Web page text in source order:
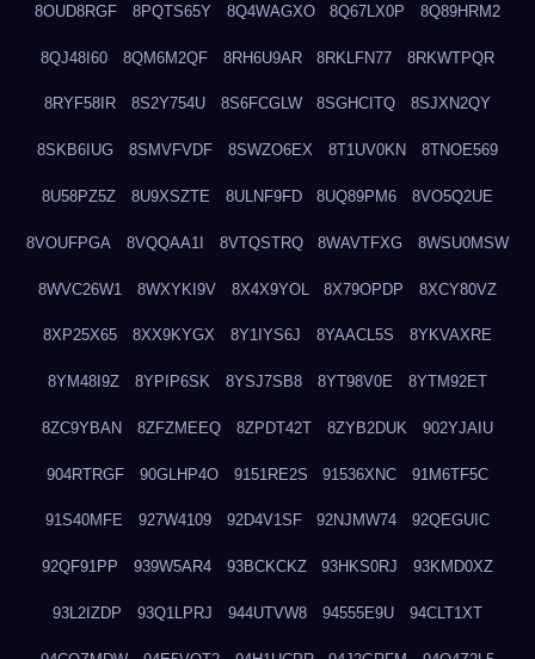
8OUD8RGF 8PQTS65Y 8Q4WAGXO 8Q67LX0P 8Q89HRM2
8QJ48I60 8QM6M2QF 8RH6U9AR 8RKLFN77 8RKWTPQR
8RYF58IR 8S2Y754U 8S6FCGLW 8SGHCITQ 8SJXN2QY
8SKB6IUG 8SMVFVDF 8SWZO6EX 8T1UV0KN 8TNOE569
8U58PZ5Z 8U9XSZTE 8ULNF9FD 8UQ89PM6 8VO5Q2UE
8VOUFPGA 8VQQAA1I 8VTQSTRQ 8WAVTFXG 8WSU0MSW
8WVC26W1 8WXYKI9V 8X4X9YOL 8X79OPDP 8XCY80VZ
8XP25X65 8XX9KYGX 8Y1IYS6J 8YAACL5S 8YKVAXRE
8YM48I9Z 8YPIP6SK 8YSJ7SB8 8YT98V0E 8YTM92ET
8ZC9YBAN 8ZFZMEEQ 8ZPDT42T 8ZYB2DUK 902YJAIU
904RTRGF 90GLHP4O 9151RE2S 91536XNC 91M6TF5C
91S40MFE 927W4109 92D4V1SF 92NJMW74 92QEGUIC
92QF91PP 939W5AR4 93BCKCKZ 93HKS0RJ 93KMD0XZ
93L2IZDP 93Q1LPRJ 944UTVW8 94555E9U 94CLT1XT